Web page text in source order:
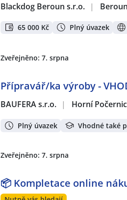
Blackdog Beroun s.r.o. | Beroun
65 000 Kč Plný úvazek
Zveřejněno: 7. srpna
Přípravář/ka výroby -
BAUFERA s.r.o. | Horní
Plný úvazek Vhodné také
Zveřejněno: 7. srpna
📦 Kompletace online